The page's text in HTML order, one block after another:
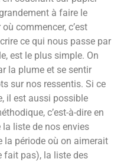
à faire le
commencer, c’est
ce qui nous passe par
est le plus simple. On
la plume et se sentir
sur nos ressentis. Si ce
il est aussi possible
c’est-à-dire en
liste de nos envies
la période où on aimerait
fait pas), la liste des